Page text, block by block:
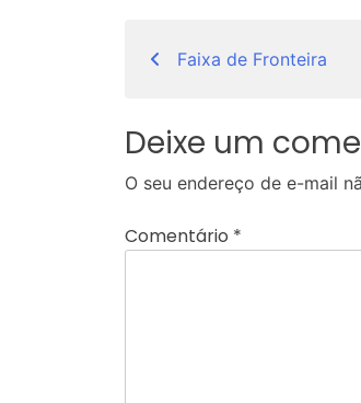
Navegação
de
Post
Faixa de Fronteira
Deixe um
O seu endereço de e-mail
Comentário *